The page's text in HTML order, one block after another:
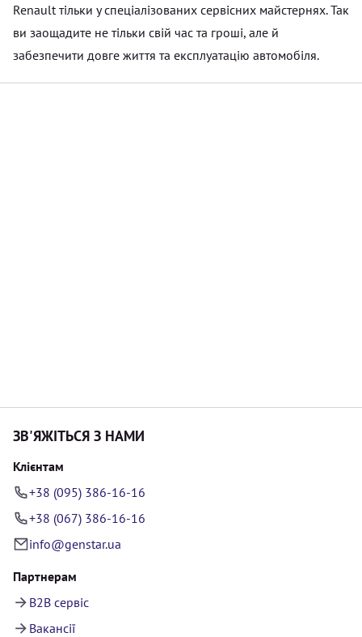
Renault тільки у спеціалізованих сервісних майстернях. Так
ви заощадите не тільки свій час та гроші, але й
забезпечити довге життя та експлуатацію автомобіля.
ЗВ'ЯЖІТЬСЯ З НАМИ
Клієнтам
+38 (095) 386-16-16
+38 (067) 386-16-16
info@genstar.ua
Партнерам
B2B сервіс
Вакансії